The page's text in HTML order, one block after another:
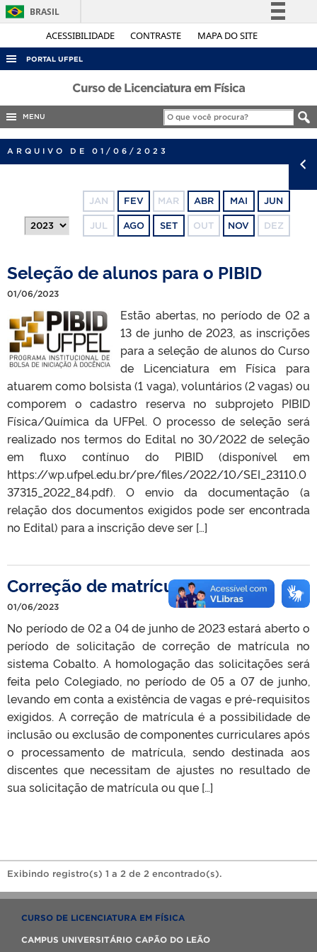
ACESSIBILIDADE CONTRASTE MAPA DO SITE
BRASIL
Simplifique!
Legislação
Canais
PORTAL UFPEL
ACESSO À INFORMAÇÃO
AUDITORIA
CONCURSOS
OUVIDORIA
TELEFONES
Curso de Licenciatura em Física
MENU
ARQUIVO DE 01/06/2023
JAN FEV MAR ABR MAI JUN
JUL AGO SET OUT NOV DEZ
Seleção de alunos para o PIBID
01/06/2023
Estão abertas, no período de 02 a
13 de junho de 2023, as inscrições
para a seleção de alunos do Curso
de Licenciatura em Física para
atuarem como bolsista (1 vaga), voluntários (2 vagas) ou
comporem o cadastro reserva no subprojeto PIBID
Física/Química da UFPel. O processo de seleção será
realizado nos termos do Edital no 30/2022 de seleção
em fluxo contínuo do PIBID (disponível em
https://wp.ufpel.edu.br/pre/files/2022/10/SEI_23110.0
37315_2022_84.pdf). O envio da documentação (a
relação dos documentos exigidos pode ser encontrada
no Edital) para a inscrição deve ser […]
Correção de matrícula 2023/1
01/06/2023
No período de 02 a 04 de junho de 2023 estará aberto o
período de solicitação de correção de matrícula no
sistema Cobalto. A homologação das solicitações será
feita pelo Colegiado, no período de 05 a 07 de junho,
levando em conta a existência de vagas e pré-requisitos
exigidos. A correção de matrícula é a possibilidade de
inclusão ou exclusão de componentes curriculares após
o processamento de matrícula, sendo destinada aos
discentes que necessitam de ajustes no resultado de
sua solicitação de matrícula ou que […]
Exibindo registro(s) 1 a 2 de 2 encontrado(s).
CURSO DE LICENCIATURA EM FÍSICA
CAMPUS UNIVERSITÁRIO CAPÃO DO LEÃO